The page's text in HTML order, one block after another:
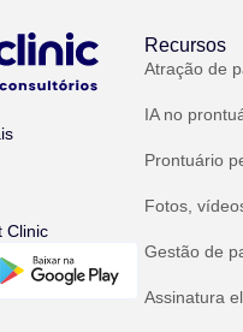
Clinic
Recursos
Atração de
IA no
Prontuário
Fotos,
Gestão de
Assinatura